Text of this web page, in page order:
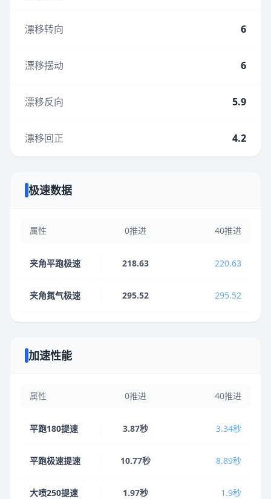
漂移转向 6
漂移摆动 6
漂移反向 5.9
漂移回正 4.2
极速数据
属性 0推进 40推进
夹角平跑极速 218.63 220.63
夹角氮气极速 295.52 295.52
加速性能
属性 0推进 40推进
平跑180提速 3.87秒 3.34秒
平跑极速提速 10.77秒 8.89秒
大喷250提速 1.97秒 1.9秒